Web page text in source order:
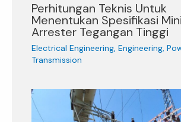
Perhitungan Teknis Untuk
Menentukan Spesifikasi
Arrester Tegangan Tinggi
Electrical Engineering, Engineering,
Transmission